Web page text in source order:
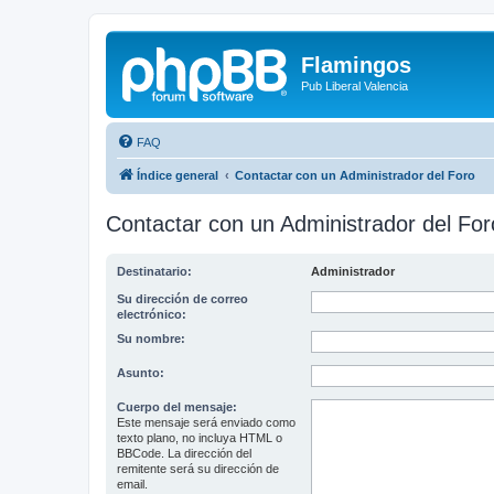
Flamingos
Pub Liberal Valencia
FAQ
Índice general Contactar con un Administrador del Foro
Contactar con un Administrador del
Destinatario: Administrador
Su dirección de correo
electrónico:
Su nombre:
Asunto:
Cuerpo del mensaje:
Este mensaje será enviado como
texto plano, no incluya HTML o
BBCode. La dirección del
remitente será su dirección de
email.